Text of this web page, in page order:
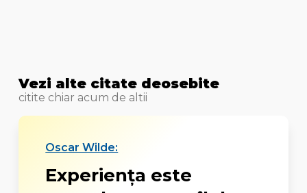
Vezi alte citate deosebite
citite chiar acum de altii
Oscar Wilde:
Experiența este